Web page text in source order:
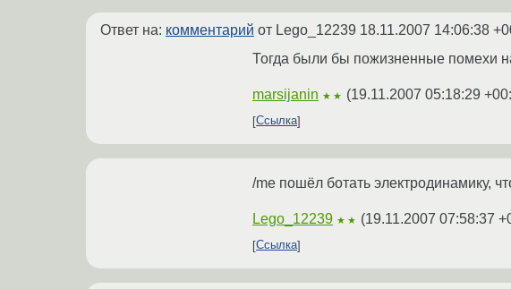
Ответ на: комментарий от Lego_12239 18.11.2007 14:06:38
Тогда были бы пожизненные помехи
marsijanin ★★ (19.11.2007 05:18:29
Ссылка
/me пошёл ботать электродинамику,
Lego_12239 ★★ (19.11.2007 07:58:37
Ссылка